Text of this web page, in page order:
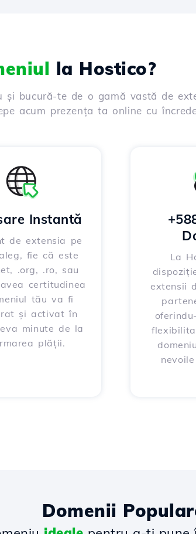
la Hostico?
și bucură-te de o gamă vastă de
acum prezența ta online cu
Instantă
de extensia pe
fie că este
.org, .ro, sau
certitudinea
tău va fi
și activat în
minute de la
plății.
La
extensii
Domenii